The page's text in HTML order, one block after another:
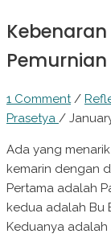
Pemurnian
1 Comment /
Prasetya /
Ada yang
kemarin dengan
Pertama adalah
kedua adalah Bu
Keduanya adalah